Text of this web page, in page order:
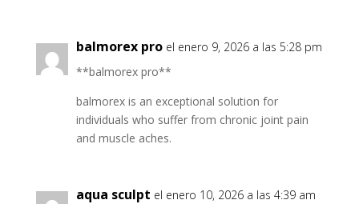
balmorex pro el enero 9, 2026 a las 5:28 pm
**balmorex pro**
balmorex is an exceptional solution for
individuals who suffer from chronic joint pain
and muscle aches.
aqua sculpt el enero 10, 2026 a las 4:39 am